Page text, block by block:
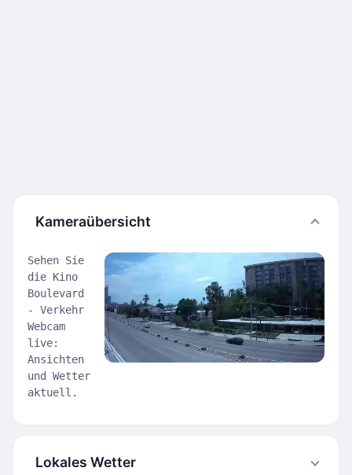
Kameraübersicht
Sehen Sie
die Kino
Boulevard
- Verkehr
Webcam
live:
Ansichten
und Wetter
aktuell.
Lokales Wetter